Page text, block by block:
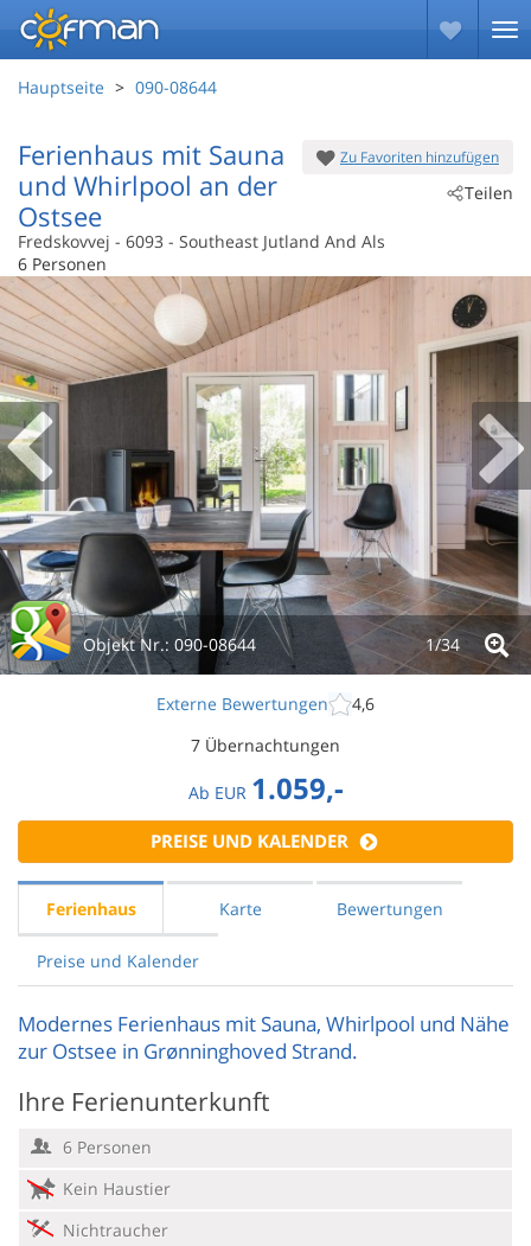
Hauptseite 090-08644
Zu Favoriten hinzufügen
Teilen
Ferienhaus mit Sauna
und Whirlpool an der
Ostsee
Fredskovvej - 6093 - Southeast Jutland And Als
6 Personen
Objekt Nr.: 090-08644 1/34
Externe Bewertungen
4,6
7 Übernachtungen
Ab EUR 1.059,-
PREISE UND KALENDER
Ferienhaus Karte Bewertungen
Preise und Kalender
Modernes Ferienhaus mit Sauna, Whirlpool und Nähe
zur Ostsee in Grønninghoved Strand.
Ihre Ferienunterkunft
6 Personen
Kein Haustier
Nichtraucher